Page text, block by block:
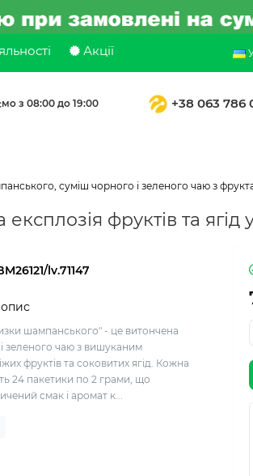
Акції
з 08:00 до 19:00 +38 063 786
суміш чорного і зеленого чаю з
фруктів та ягід
lv.71147
шампанського" - це витончена
зеленого чаю з вишуканим
фруктів та соковитих ягід. Кожна
24 пакетики по 2 грами, що
смак і аромат к...